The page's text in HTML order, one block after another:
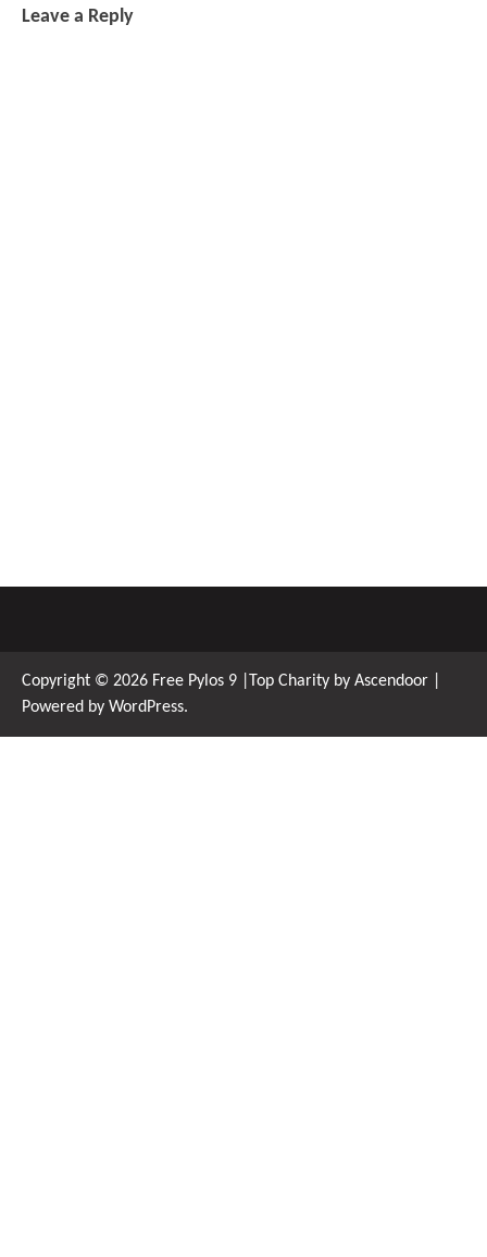
Leave a Reply
Copyright © 2026 Free Pylos 9 |Top Charity by Ascendoor
Powered by WordPress.